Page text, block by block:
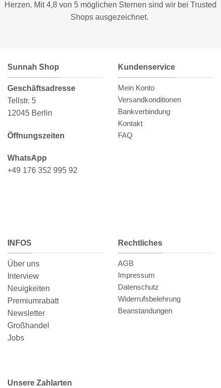
Herzen. Mit 4,8 von 5 möglichen Sternen sind wir bei Trusted
Shops ausgezeichnet.
Sunnah Shop
Geschäftsadresse
Tellstr. 5
12045 Berlin
Öffnungszeiten
WhatsApp
+49 176 352 995 92
Kundenservice
Mein Konto
Versandkonditionen
Bankverbindung
Kontakt
FAQ
INFOS
Über uns
Interview
Neuigkeiten
Premiumrabatt
Newsletter
Großhandel
Jobs
Rechtliches
AGB
Impressum
Datenschutz
Widerrufsbelehrung
Beanstandungen
Unsere Zahlarten